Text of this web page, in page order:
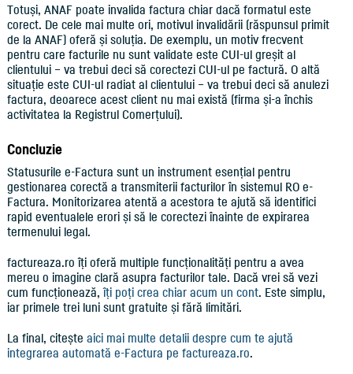
Totuși, ANAF poate invalida factura chiar dacă formatul este
corect. De cele mai multe ori, motivul invalidării (răspunsul primit
de la ANAF) oferă și soluția. De exemplu, un motiv frecvent
pentru care facturile nu sunt validate este CUI-ul greșit al
clientului – va trebui deci să corectezi CUI-ul pe factură. O altă
situație este CUI-ul radiat al clientului – va trebui deci să anulezi
factura, deoarece acest client nu mai există (firma și-a închis
activitatea la Registrul Comerțului).
Concluzie
Statusurile e-Factura sunt un instrument esențial pentru
gestionarea corectă a transmiterii facturilor în sistemul RO e-
Factura. Monitorizarea atentă a acestora te ajută să identifici
rapid eventualele erori și să le corectezi înainte de expirarea
termenului legal.
factureaza.ro îți oferă multiple funcționalități pentru a avea
mereu o imagine clară asupra facturilor tale. Dacă vrei să vezi
cum funcționează,îți poți crea chiar acum un cont. Este simplu,
iar primele trei luni sunt gratuite și fără limitări.
La final, citește aici mai multe detalii despre cum te ajută
integrarea automată e-Factura pe factureaza.ro.